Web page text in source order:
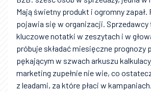
Mają świetny produkt i ogromny zapał.
pojawia się w organizacji. Sprzedawcy
kluczowe notatki w zeszytach i w
próbuje składać miesięczne prognozy
pękającym w szwach arkuszu
marketing zupełnie nie wie, co
z leadami, za które płaci w